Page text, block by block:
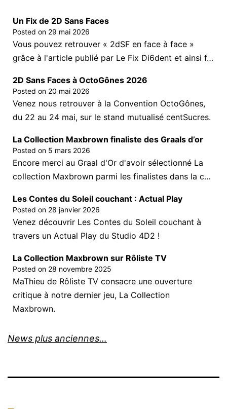
Un Fix de 2D Sans Faces
Posted on 29 mai 2026
Vous pouvez retrouver « 2dSF en face à face »
grâce à l'article publié par Le Fix Di6dent et ainsi f…
2D Sans Faces à OctoGônes 2026
Posted on 20 mai 2026
Venez nous retrouver à la Convention OctoGônes,
du 22 au 24 mai, sur le stand mutualisé centSucres.
La Collection Maxbrown finaliste des Graals d’or
Posted on 5 mars 2026
Encore merci au Graal d'Or d'avoir sélectionné La
collection Maxbrown parmi les finalistes dans la c…
Les Contes du Soleil couchant : Actual Play
Posted on 28 janvier 2026
Venez découvrir Les Contes du Soleil couchant à
travers un Actual Play du Studio 4D2 !
La Collection Maxbrown sur Rôliste TV
Posted on 28 novembre 2025
MaThieu de Rôliste TV consacre une ouverture
critique à notre dernier jeu, La Collection
Maxbrown.
News plus anciennes…